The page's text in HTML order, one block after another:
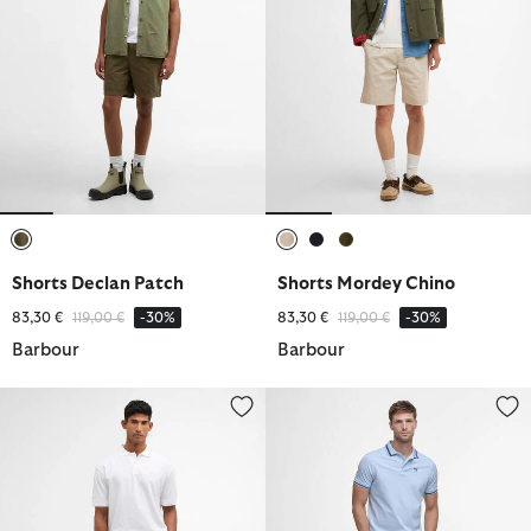
Shorts Declan Patch
83,30 € Reduziert von
119,00 €bis-30%
Barbour
Shorts Mordey Chino
83,30 € Reduziert von
119,00 €bis-30%
Barbour
Shorts Tartan Relaxed Shorts Washed Oxford Relaxed